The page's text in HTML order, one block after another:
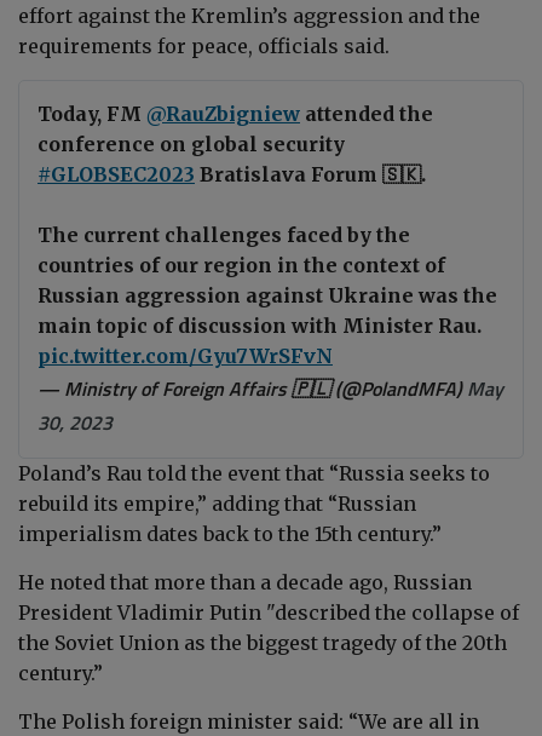
effort against the Kremlin’s aggression and the
requirements for peace, officials said.
Today, FM @RauZbigniew attended the
conference on global security
#GLOBSEC2023 Bratislava Forum 🇸🇰.
The current challenges faced by the
countries of our region in the context of
Russian aggression against Ukraine was the
main topic of discussion with Minister Rau.
pic.twitter.com/Gyu7WrSFvN
— Ministry of Foreign Affairs 🇵🇱 (@PolandMFA)May
30, 2023
Poland’s Rau told the event that “Russia seeks to
rebuild its empire,” adding that “Russian
imperialism dates back to the 15th century.”
He noted that more than a decade ago, Russian
President Vladimir Putin "described the collapse of
the Soviet Union as the biggest tragedy of the 20th
century.”
The Polish foreign minister said: “We are all in